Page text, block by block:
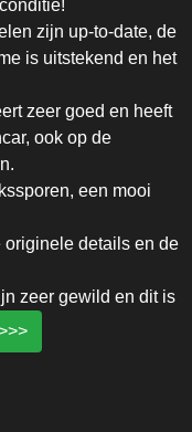
zijn up-to-date, de
is uitstekend en het
zeer goed en heeft
ook op de
een mooi
originele details en de
zeer gewild en dit is